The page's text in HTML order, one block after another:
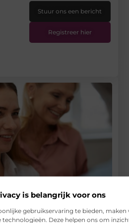
is belangrijk voor ons
gebruikservaring te bieden, maken
technologieën. Deze helpen ons om
Missie en Visie, Slim-Subsidie en
Stuur ons een bericht
Registreer hier